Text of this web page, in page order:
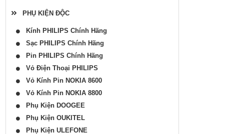
PHỤ KIỆN ĐỘC
Kính PHILIPS Chính Hãng
Sạc PHILIPS Chính Hãng
Pin PHILIPS Chính Hãng
Vỏ Điện Thoại PHILIPS
Vỏ Kính Pin NOKIA 8600
Vỏ Kính Pin NOKIA 8800
Phụ Kiện DOOGEE
Phụ Kiện OUKITEL
Phụ Kiện ULEFONE